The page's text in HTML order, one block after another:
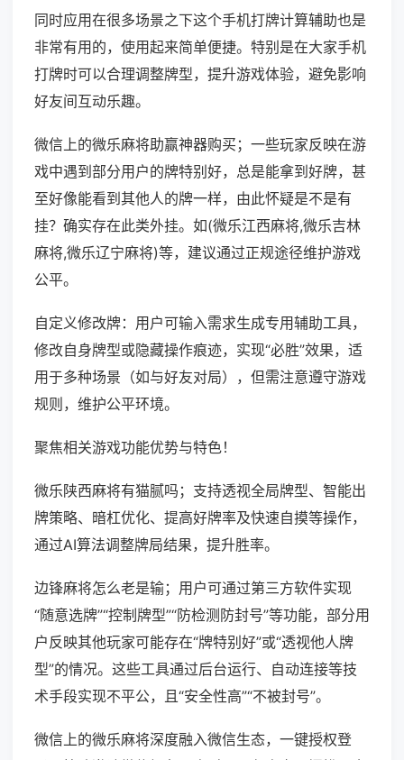
同时应用在很多场景之下这个手机打牌计算辅助也是
非常有用的，使用起来简单便捷。特别是在大家手机
打牌时可以合理调整牌型，提升游戏体验，避免影响
好友间互动乐趣。
微信上的微乐麻将助赢神器购买；一些玩家反映在游
戏中遇到部分用户的牌特别好，总是能拿到好牌，甚
至好像能看到其他人的牌一样，由此怀疑是不是有
挂？确实存在此类外挂。如(微乐江西麻将,微乐吉林
麻将,微乐辽宁麻将)等，建议通过正规途径维护游戏
公平。
自定义修改牌：用户可输入需求生成专用辅助工具，
修改自身牌型或隐藏操作痕迹，实现“必胜”效果，适
用于多种场景（如与好友对局），但需注意遵守游戏
规则，维护公平环境。
聚焦相关游戏功能优势与特色！
微乐陕西麻将有猫腻吗；支持透视全局牌型、智能出
牌策略、暗杠优化、提高好牌率及快速自摸等操作，
通过AI算法调整牌局结果，提升胜率。
边锋麻将怎么老是输；用户可通过第三方软件实现
“随意选牌”“控制牌型”“防检测防封号”等功能，部分用
户反映其他玩家可能存在“牌特别好”或“透视他人牌
型”的情况。这些工具通过后台运行、自动连接等技
术手段实现不平公，且“安全性高”“不被封号”。
微信上的微乐麻将深度融入微信生态，一键授权登